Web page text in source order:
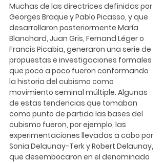
Muchas de las directrices definidas por
Georges Braque y Pablo Picasso, y que
desarrollaron posteriormente María
Blanchard, Juan Gris, Fernand Léger o
Francis Picabia, generaron una serie de
propuestas e investigaciones formales
que poco a poco fueron conformando
la historia del cubismo como
movimiento seminal múltiple. Algunas
de estas tendencias que tomaban
como punto de partida las bases del
cubismo fueron, por ejemplo, las
experimentaciones llevadas a cabo por
Sonia Delaunay-Terk y Robert Delaunay,
que desembocaron en el denominado